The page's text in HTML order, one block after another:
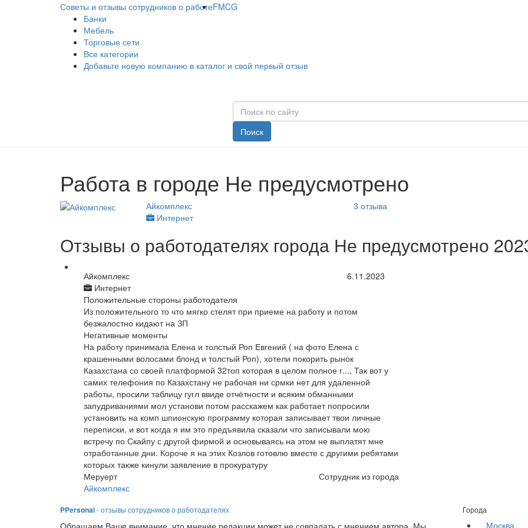
Советы и отзывы сотрудников о работеFMCG
Банки
Мебель
Торговые сети
Все категории
Добавьте новую компанию в каталог и свой первый отзыв
Поиск
Работа в городе Не предусмотрено
Айкомплекс
Интернет
3 отзыва
Отзывы о работодателях города Не предусмотрено
Айкомплекс
Интернет
6.11.2023
Положительные стороны работодателя
Из положительного то что мягко стелят при приеме на работу и потом
безжалостно кидают на ЗП
Негативные моменты
На работу принимала Елена и толстый Роп Евгений ( на фото Елена с
крашенными волосами блонд и толстый Роп), хотели покорить рынок
Казахстана со своей платформой 32топ которая в целом полное г..., Так вот у
самих телефония по Казахстану не рабочая ни срмки нет для удаленной
работы, просили таблицу гугл ввиде отчётности и всяким обманными
запудриваниями мол установи потом расскажем как работает попросили
установить на комп шпионскую программу которая записывает твои личные
переписки, и вот когда я им это предъявила сказали что записывали мою
встречу по Скайпу с другой фирмой и основываясь на этом не выплатят мне
отработанные дни. Короче я на этих Козлов готовлю вместе с другими ребятами
которых также кинули заявление в прокуратуру
Меруерт
Сотрудник из города
Айкомплекс
PPersonal- отзывы сотрудников о работодателях
Обращаем Ваше внимание, что мнение редакции может не совпадать с мнением автора. Мы
Города
Москва